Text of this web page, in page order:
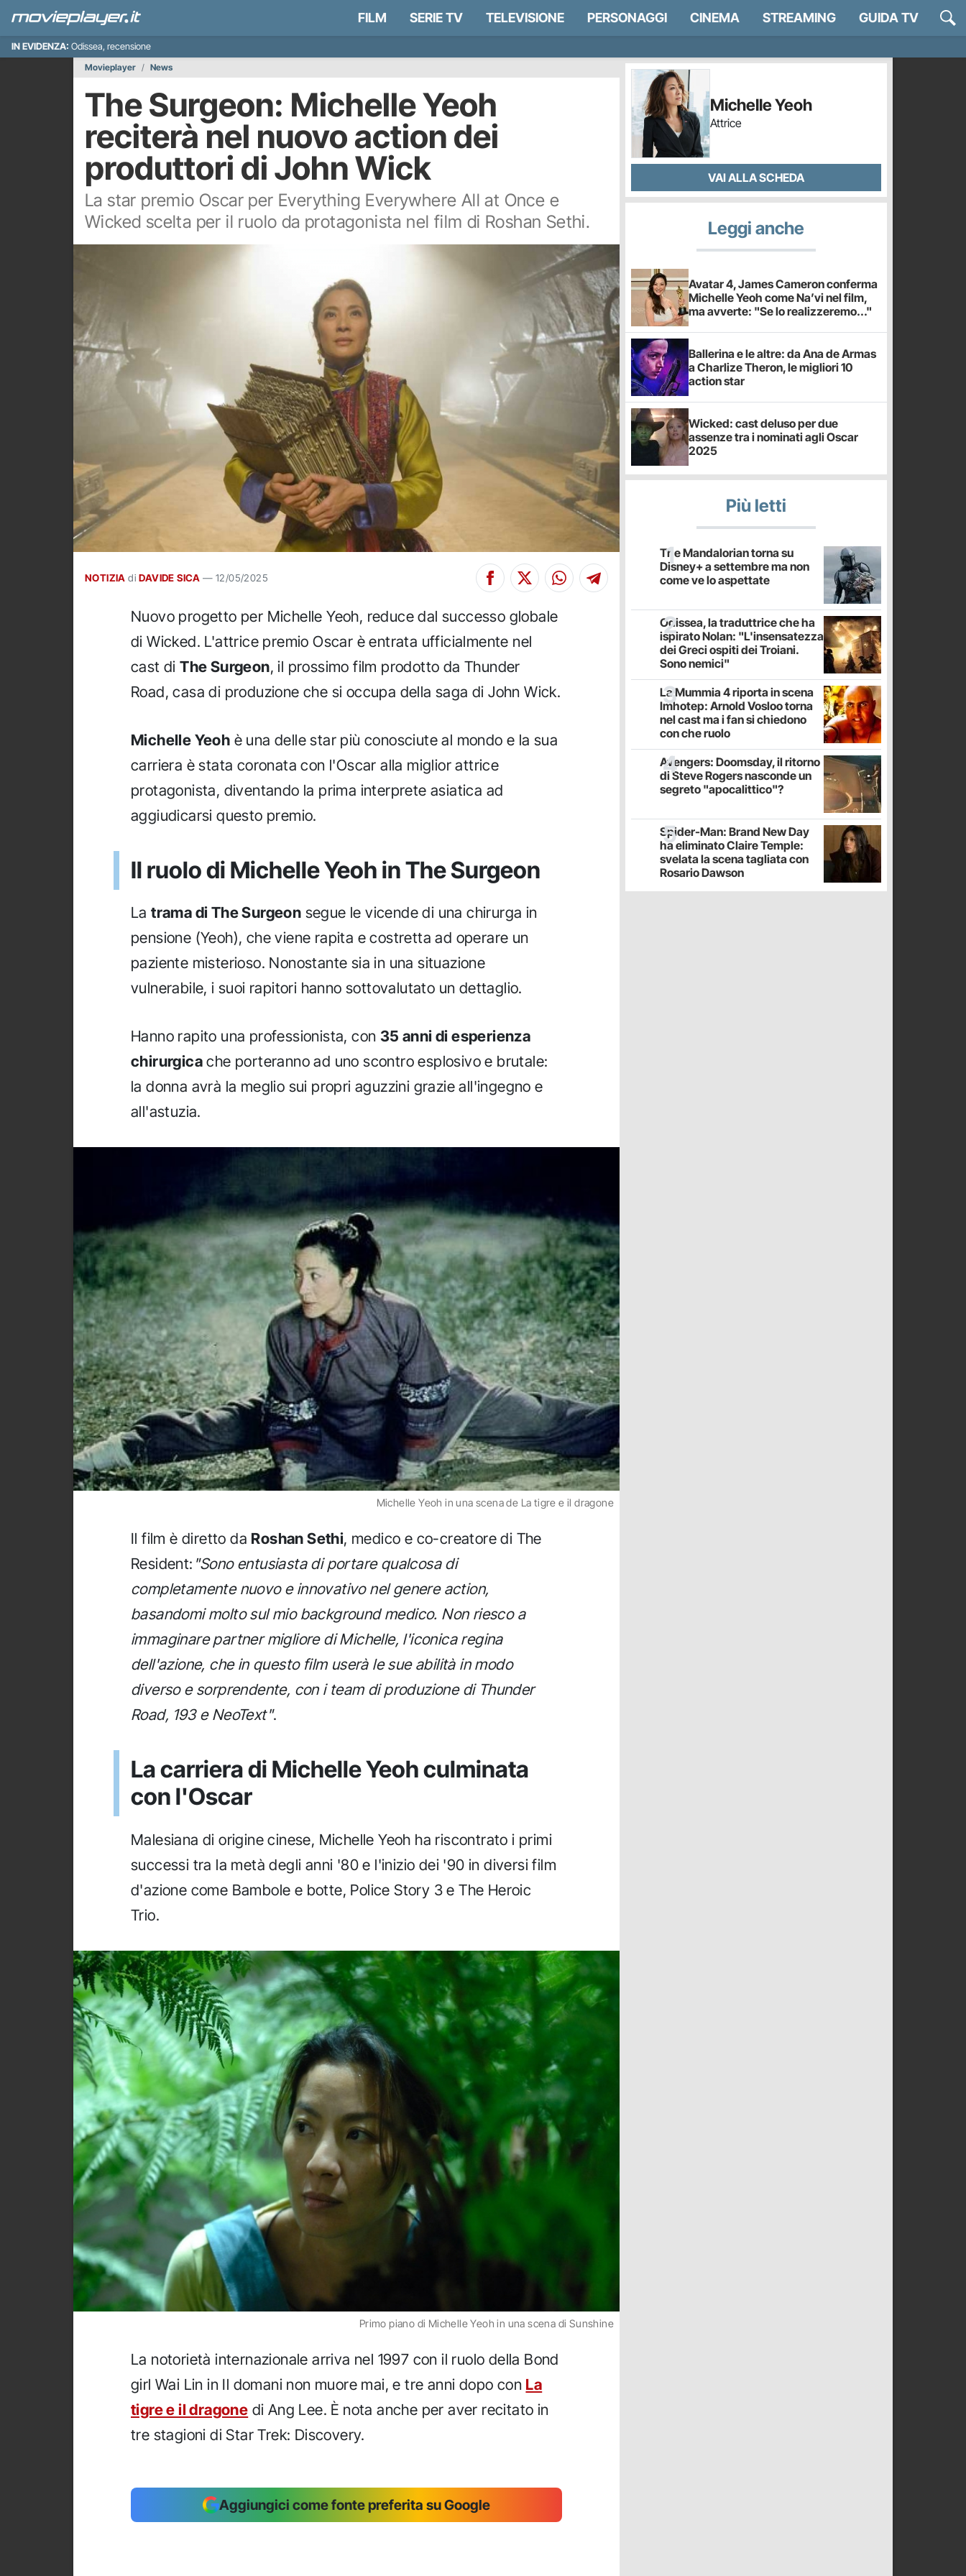
FILM SERIE TV TELEVISIONE PERSONAGGI CINEMA STREAMING GUIDA TV
IN EVIDENZA: Odissea, recensione
Movieplayer
News
The Surgeon: Michelle Yeoh
reciterà nel nuovo action dei
produttori di John Wick
La star premio Oscar per Everything Everywhere All at Once e
Wicked scelta per il ruolo da protagonista nel film di Roshan Sethi.
NOTIZIA di DAVIDE SICA —12/05/2025
Nuovo progetto per Michelle Yeoh, reduce dal successo globale
di Wicked. L'attrice premio Oscar è entrata ufficialmente nel
cast diThe Surgeon, il prossimo film prodotto da Thunder
Road, casa di produzione che si occupa della saga di John Wick.
Michelle Yeoh è una delle star più conosciute al mondo e la sua
carriera è stata coronata con l'Oscar alla miglior attrice
protagonista, diventando la prima interprete asiatica ad
aggiudicarsi questo premio.
Il ruolo di Michelle Yeoh in The Surgeon
Latrama di The Surgeon segue le vicende di una chirurga in
pensione (Yeoh), che viene rapita e costretta ad operare un
paziente misterioso. Nonostante sia in una situazione
vulnerabile, i suoi rapitori hanno sottovalutato un dettaglio.
Hanno rapito una professionista, con 35 anni di esperienza
chirurgica che porteranno ad uno scontro esplosivo e brutale:
la donna avrà la meglio sui propri aguzzini grazie all'ingegno e
all'astuzia.
Michelle Yeoh in una scena de La tigre e il dragone
Il film è diretto da Roshan Sethi, medico e co-creatore di The
Resident: "Sono entusiasta di portare qualcosa di
completamente nuovo e innovativo nel genere action,
basandomi molto sul mio background medico. Non riesco a
immaginare partner migliore di Michelle, l'iconica regina
dell'azione, che in questo film userà le sue abilità in modo
diverso e sorprendente, con i team di produzione di Thunder
Road, 193 e NeoText".
La carriera di Michelle Yeoh culminata
con l'Oscar
Malesiana di origine cinese, Michelle Yeoh ha riscontrato i primi
successi tra la metà degli anni '80 e l'inizio dei '90 in diversi film
d'azione come Bambole e botte, Police Story 3 e The Heroic
Trio.
Primo piano di Michelle Yeoh in una scena di Sunshine
La notorietà internazionale arriva nel 1997 con il ruolo della Bond
girl Wai Lin in Il domani non muore mai, e tre anni dopo con La
tigre e il dragone di Ang Lee. È nota anche per aver recitato in
tre stagioni di Star Trek: Discovery.
Aggiungici come fonte preferita su Google
Michelle Yeoh
Attrice
VAI ALLA SCHEDA
Leggi anche
Avatar 4, James Cameron conferma
Michelle Yeoh come Na’vi nel film,
ma avverte: "Se lo realizzeremo..."
Ballerina e le altre: da Ana de Armas
a Charlize Theron, le migliori 10
action star
Wicked: cast deluso per due
assenze tra i nominati agli Oscar
2025
Più letti
The Mandalorian torna su
Disney+ a settembre ma non
come ve lo aspettate
Odissea, la traduttrice che ha
ispirato Nolan: "L'insensatezza
dei Greci ospiti dei Troiani.
Sono nemici"
La Mummia 4 riporta in scena
Imhotep: Arnold Vosloo torna
nel cast ma i fan si chiedono
con che ruolo
Avengers: Doomsday, il ritorno
di Steve Rogers nasconde un
segreto "apocalittico"?
Spider-Man: Brand New Day
ha eliminato Claire Temple:
svelata la scena tagliata con
Rosario Dawson